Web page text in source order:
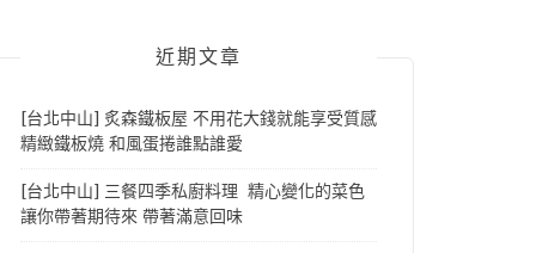
近期文章
[台北中山] 炙森鐵板屋 不用花大錢就能享受質感
精緻鐵板燒 和風蛋捲誰點誰愛
[台北中山] 三餐四季私廚料理 精心變化的菜色
讓你帶著期待來 帶著滿意回味